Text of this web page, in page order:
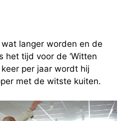
langer worden en de
het tijd voor de ‘Witten
keer per jaar wordt hij
met de witste kuiten.